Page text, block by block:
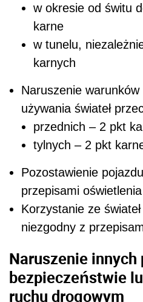
w okresie od świtu
karne
w tunelu,
karnych
Naruszenie
używania świateł
przednich – 2 pkt
tylnych – 2 pkt
Pozostawienie
przepisami
Korzystanie ze
niezgodny z
Naruszenie innych
bezpieczeństwie
ruchu drogowym